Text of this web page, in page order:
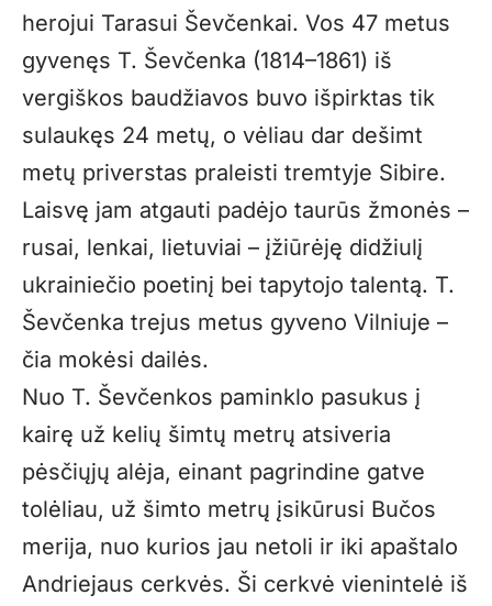
herojui Tarasui Ševčenkai. Vos 47 metus
gyvenęs T. Ševčenka (1814–1861) iš
vergiškos baudžiavos buvo išpirktas tik
sulaukęs 24 metų, o vėliau dar dešimt
metų priverstas praleisti tremtyje Sibire.
Laisvę jam atgauti padėjo taurūs žmonės –
rusai, lenkai, lietuviai – įžiūrėję didžiulį
ukrainiečio poetinį bei tapytojo talentą. T.
Ševčenka trejus metus gyveno Vilniuje –
čia mokėsi dailės.
Nuo T. Ševčenkos paminklo pasukus į
kairę už kelių šimtų metrų atsiveria
pėsčiųjų alėja, einant pagrindine gatve
tolėliau, už šimto metrų įsikūrusi Bučos
merija, nuo kurios jau netoli ir iki apaštalo
Andriejaus cerkvės. Ši cerkvė vienintelė iš